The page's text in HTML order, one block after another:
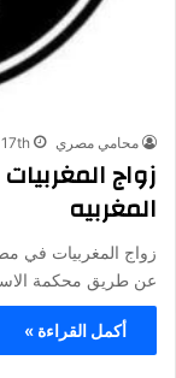
محامي مصري 17th يونيو 2022
زواج
المغربيه
زواج المغربيات في
عن طريق محكمة
أكمل القراءة »